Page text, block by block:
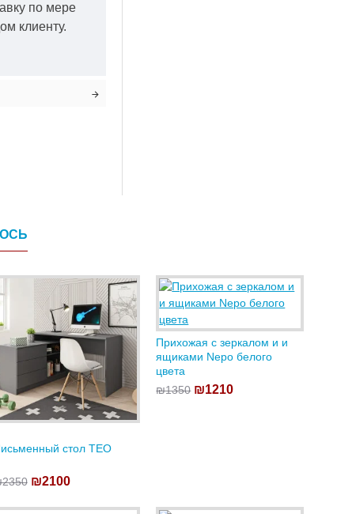
по мере
клиенту.
стол TEO
₪2100
Прихожая с зеркалом и и
ящиками Nepo белого
цвета
₪1350 ₪1210